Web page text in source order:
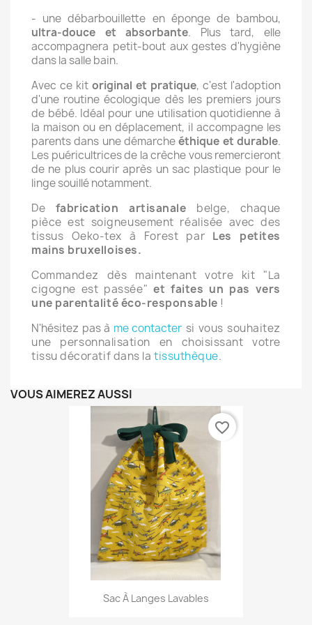
- une débarbouillette en éponge de bambou,
ultra-douce et absorbante. Plus tard, elle
accompagnera petit-bout aux gestes d'hygiène
dans la salle bain.
Avec ce kit original et pratique, c'est l'adoption
d'une routine écologique dès les premiers jours
de bébé. Idéal pour une utilisation quotidienne à
la maison ou en déplacement, il accompagne les
parents dans une démarcheéthique et durable.
Les puéricultrices de la crèche vous remercieront
de ne plus courir après un sac plastique pour le
linge souillé notamment.
De fabrication artisanale belge, chaque
pièce est soigneusement réalisée avec des
tissus Oeko-tex à Forest par Les petites
mains bruxelloises.
Commandez dès maintenant votre kit "La
cigogne est passée" et faites un pas vers
une parentalité éco-responsable !
N'hésitez pas à me contacter si vous souhaitez
une personnalisation en choisissant votre
tissu décoratif dans la tissuthèque.
VOUS AIMEREZ AUSSI
Sac À Langes Lavables
favorite_border